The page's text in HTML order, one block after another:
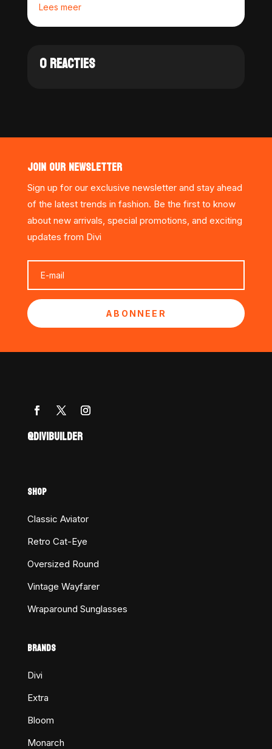
Lees meer
0 REACTIES
JOIN OUR NEWSLETTER
Sign up for our exclusive newsletter and stay ahead
of the latest trends in fashion. Be the first to know
about new arrivals, special promotions, and exciting
updates from Divi
ABONNEER
@DIVIBUILDER
SHOP
Classic Aviator
Retro Cat-Eye
Oversized Round
Vintage Wayfarer
Wraparound Sunglasses
BRANDS
Divi
Extra
Bloom
Monarch